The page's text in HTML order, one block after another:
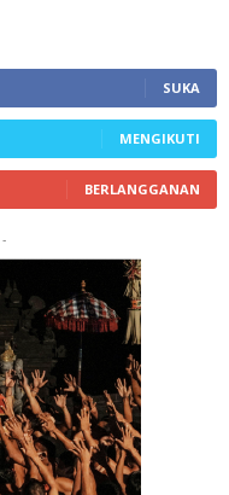
SUKA
MENGIKUTI
BERLANGGANAN